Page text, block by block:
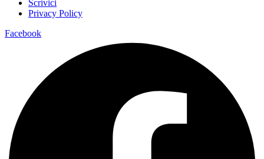
Scrivici
Privacy Policy
Facebook